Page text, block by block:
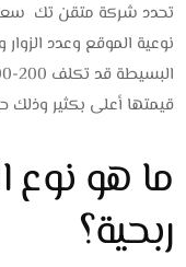
تحدد شركة متقن تك
نوعية الموقع وعدد
قيمتها أعلى بكثير وذلك
ما هو نوع
ربحية؟